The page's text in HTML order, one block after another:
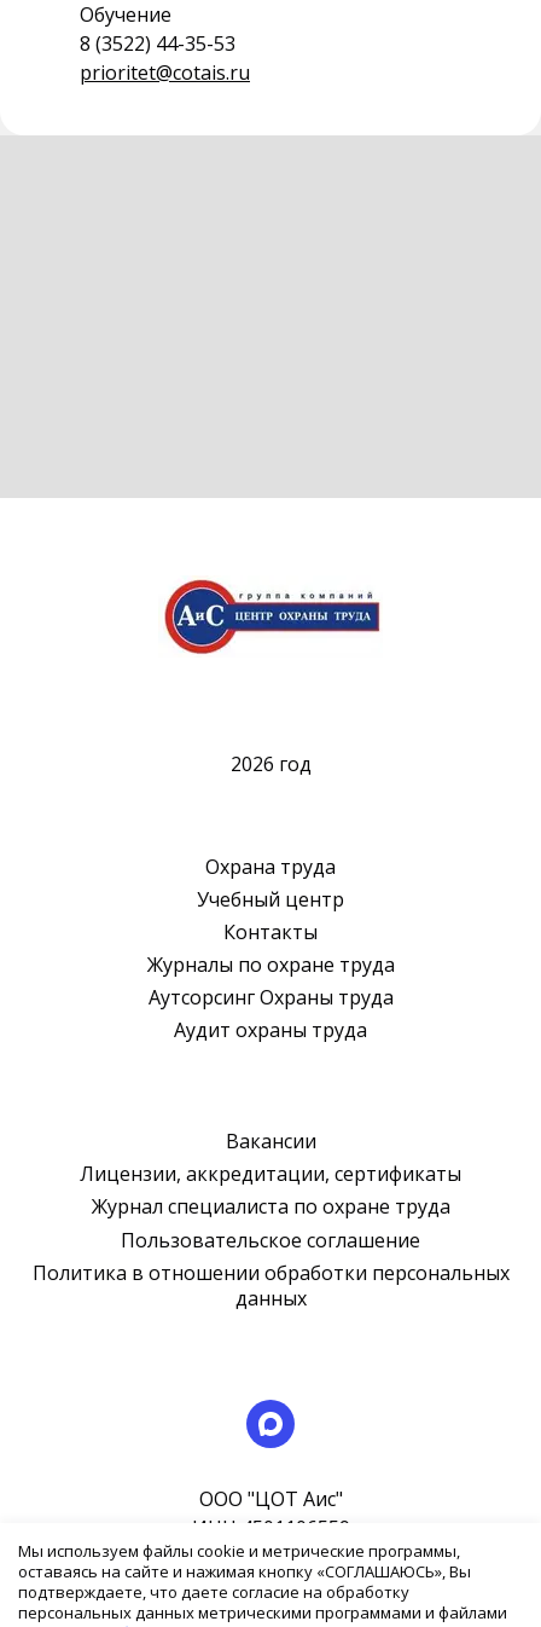
Обучение
8 (3522) 44-35-53
prioritet@cotais.ru
2026 год
Охрана труда
Учебный центр
Контакты
Журналы по охране труда
Аутсорсинг Охраны труда
Аудит охраны труда
Вакансии
Лицензии, аккредитации, сертификаты
Журнал специалиста по охране труда
Пользовательское соглашение
Политика в отношении обработки персональных
данных
ООО "ЦОТ Аис"
ИНН 4501106559
ОГРН 1044500000467
Лицензия на образовательную деятельность №
Мы используем файлы cookie и метрические программы,
оставаясь на сайте и нажимая кнопку «СОГЛАШАЮСЬ», Вы
подтверждаете, что даете согласие на обработку
персональных данных метрическими программами и файлами